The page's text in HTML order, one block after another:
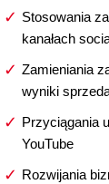
Stosowania
kanałach
Zamieniania
wyniki
Przyciągania
YouTube
Rozwijania